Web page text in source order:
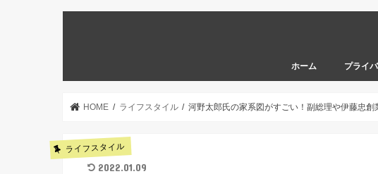
ホーム プライ
HOME ライフスタイル 河野太郎氏の家系図がすごい！副総理や伊藤忠創
ライフスタイル
2022.01.09